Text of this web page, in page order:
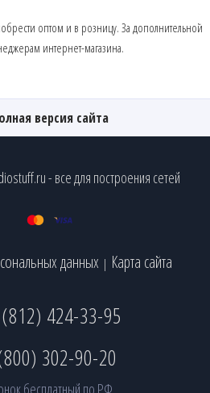
оптом и в розницу. За дополнительной
интернет-магазина.
версия сайта
- все для построения сетей
данных | Карта сайта
424-33-95
302-90-20
бесплатный по РФ